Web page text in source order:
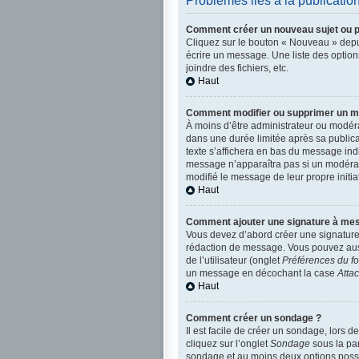
Comment créer un nouveau sujet ou
Cliquez sur le bouton « Nouveau »
écrire un message. Une liste des
joindre des fichiers, etc.
Haut
Comment modifier ou supprimer un
À moins d’être administrateur ou
dans une durée limitée après sa
texte s’affichera en bas du message
message n’apparaîtra pas si un
modifié le message de leur propre
Haut
Comment ajouter une signature à
Vous devez d’abord créer une
rédaction de message. Vous pouvez
de l’utilisateur (ongletPréférences du
un message en décochant la case
Haut
Comment créer un sondage ?
Il est facile de créer un sondage, lors
cliquez sur l’ongletSondage sous la
sondage et au moins deux options